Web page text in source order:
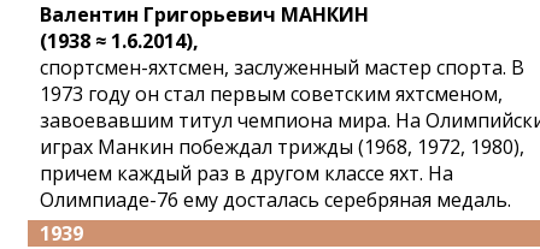
Валентин Григорьевич МАНКИН
(1938 ≈ 1.6.2014),
спортсмен-яхтсмен, заслуженный мастер спорта. В
1973 году он стал первым советским яхтсменом,
завоевавшим титул чемпиона мира. На
играх Манкин побеждал трижды (1968, 1972, 1980),
причем каждый раз в другом классе яхт. На
Олимпиаде-76 ему досталась серебряная медаль.
1939